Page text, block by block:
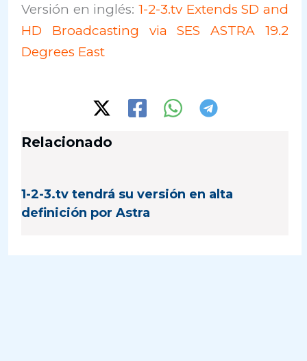
Versión en inglés: 1-2-3.tv Extends SD and
HD Broadcasting via SES ASTRA 19.2
Degrees East
Relacionado
1-2-3.tv tendrá su versión en alta
definición por Astra